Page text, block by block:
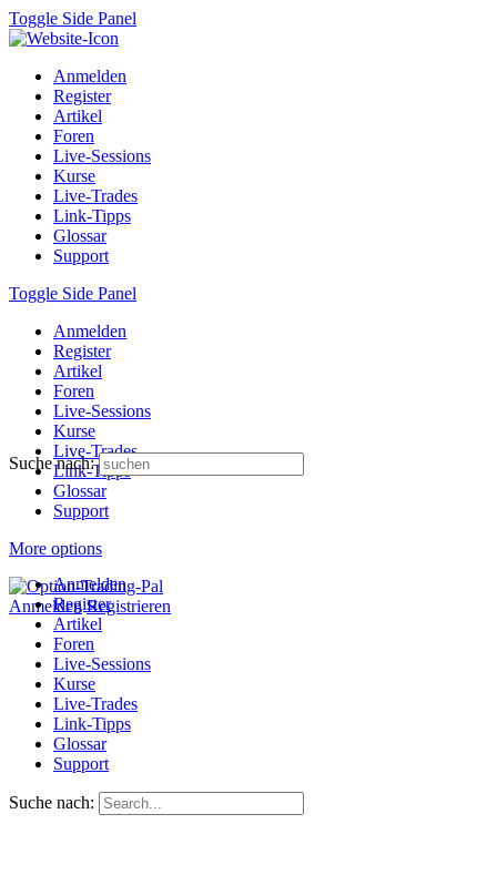
Toggle Side Panel
Anmelden
Register
Artikel
Foren
Live-Sessions
Kurse
Live-Trades
Link-Tipps
Glossar
Support
Toggle Side Panel
Anmelden
Register
Artikel
Foren
Live-Sessions
Kurse
Live-Trades
Link-Tipps
Glossar
Support
More options
Anmelden Registrieren
Suche nach:
Anmelden
Register
Artikel
Foren
Live-Sessions
Kurse
Live-Trades
Link-Tipps
Glossar
Support
Suche nach: